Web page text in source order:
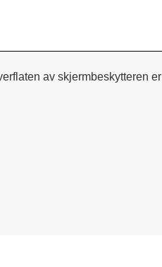
av skjermbeskytteren er